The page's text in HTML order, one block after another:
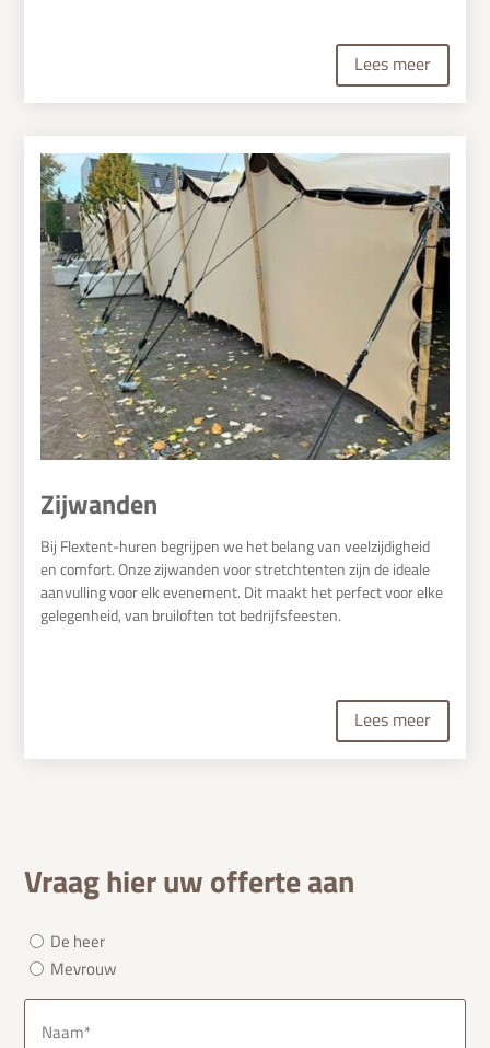
Lees meer
Zijwanden
Bij Flextent-huren begrijpen we het belang van veelzijdigheid
en comfort. Onze zijwanden voor stretchtenten zijn de ideale
aanvulling voor elk evenement. Dit maakt het perfect voor elke
gelegenheid, van bruiloften tot bedrijfsfeesten.
Lees meer
Vraag hier uw offerte aan
Aanhef
(Vereist)
De heer
Mevrouw
Naam
(Vereist)